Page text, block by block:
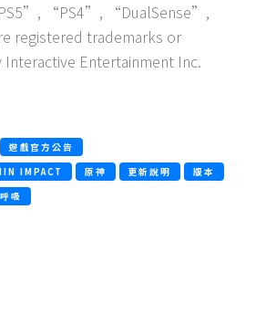
“PS4”, “DualSense”,
registered trademarks or
Entertainment Inc.
遊戲官方公告
IMPACT 原神 更新說明
版本
吸